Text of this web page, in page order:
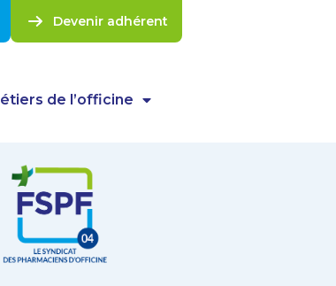
Devenir adhérent
de l’officine